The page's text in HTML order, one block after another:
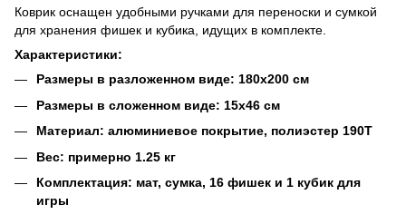
Коврик оснащен удобными ручками для переноски и сумкой
для хранения фишек и кубика, идущих в комплекте.
Характеристики:
Размеры в разложенном виде: 180х200 см
Размеры в сложенном виде: 15х46 см
Материал: алюминиевое покрытие, полиэстер 190T
Вес: примерно 1.25 кг
Комплектация: мат, сумка, 16 фишек и 1 кубик для
игры